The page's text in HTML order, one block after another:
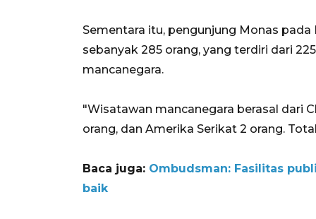
Sementara itu, pengunjung Monas
sebanyak 285 orang, yang terdiri dari
mancanegara.
"Wisatawan mancanegara berasal dari
orang, dan Amerika Serikat 2 orang.
Baca juga: Ombudsman: Fasilitas
baik